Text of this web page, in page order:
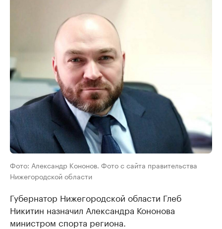
Фото: Александр Кононов. Фото с сайта правительства
Нижегородской области
Губернатор Нижегородской области Глеб
Никитин назначил Александра Кононова
министром спорта региона.